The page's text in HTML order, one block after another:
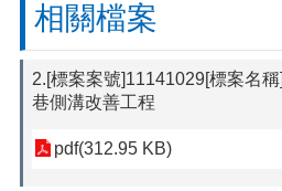
相關檔案
2.[標案案號]11141029[標案名
巷側溝改善工程
pdf(312.95 KB)